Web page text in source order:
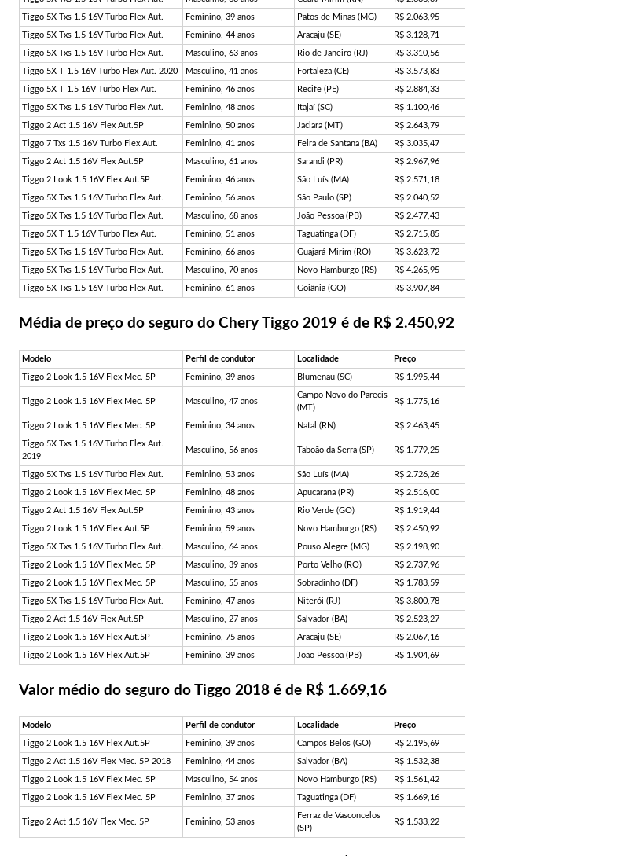
Tiggo 5X Txs 1.5 16V Turbo Flex Aut. Feminino, 39 anos Patos de Minas (MG) R$ 2.063,95
Tiggo 5X Txs 1.5 16V Turbo Flex Aut. Feminino, 44 anos Aracaju (SE) R$ 3.128,71
Tiggo 5X Txs 1.5 16V Turbo Flex Aut. Masculino, 63 anos Rio de Janeiro (RJ) R$ 3.310,56
Tiggo 5X T 1.5 16V Turbo Flex Aut. 2020 Masculino, 41 anos Fortaleza (CE) R$ 3.573,83
Tiggo 5X T 1.5 16V Turbo Flex Aut. Feminino, 46 anos Recife (PE) R$ 2.884,33
Tiggo 5X Txs 1.5 16V Turbo Flex Aut. Feminino, 48 anos Itajaí (SC) R$ 1.100,46
Tiggo 2 Act 1.5 16V Flex Aut.5P Feminino, 50 anos Jaciara (MT) R$ 2.643,79
Tiggo 7 Txs 1.5 16V Turbo Flex Aut. Feminino, 41 anos Feira de Santana (BA) R$ 3.035,47
Tiggo 2 Act 1.5 16V Flex Aut.5P Masculino, 61 anos Sarandi (PR) R$ 2.967,96
Tiggo 2 Look 1.5 16V Flex Aut.5P Feminino, 46 anos São Luís (MA) R$ 2.571,18
Tiggo 5X Txs 1.5 16V Turbo Flex Aut. Feminino, 56 anos São Paulo (SP) R$ 2.040,52
Tiggo 5X Txs 1.5 16V Turbo Flex Aut. Masculino, 68 anos João Pessoa (PB) R$ 2.477,43
Tiggo 5X T 1.5 16V Turbo Flex Aut. Feminino, 51 anos Taguatinga (DF) R$ 2.715,85
Tiggo 5X Txs 1.5 16V Turbo Flex Aut. Feminino, 66 anos Guajará-Mirim (RO) R$ 3.623,72
Tiggo 5X Txs 1.5 16V Turbo Flex Aut. Masculino, 70 anos Novo Hamburgo (RS) R$ 4.265,95
Tiggo 5X Txs 1.5 16V Turbo Flex Aut. Feminino, 61 anos Goiânia (GO) R$ 3.907,84
Média de preço do seguro do Chery Tiggo 2019 é de R$ 2.450,92
Modelo Perfil de condutor Localidade Preço
Tiggo 2 Look 1.5 16V Flex Mec. 5P Feminino, 39 anos Blumenau (SC) R$ 1.995,44
Tiggo 2 Look 1.5 16V Flex Mec. 5P Masculino, 47 anos
Campo Novo do Parecis
(MT)
R$ 1.775,16
Tiggo 2 Look 1.5 16V Flex Mec. 5P Feminino, 34 anos Natal (RN) R$ 2.463,45
Tiggo 5X Txs 1.5 16V Turbo Flex Aut.
2019
Masculino, 56 anos Taboão da Serra (SP) R$ 1.779,25
Tiggo 5X Txs 1.5 16V Turbo Flex Aut. Feminino, 53 anos São Luís (MA) R$ 2.726,26
Tiggo 2 Look 1.5 16V Flex Mec. 5P Feminino, 48 anos Apucarana (PR) R$ 2.516,00
Tiggo 2 Act 1.5 16V Flex Aut.5P Feminino, 43 anos Rio Verde (GO) R$ 1.919,44
Tiggo 2 Look 1.5 16V Flex Aut.5P Feminino, 59 anos Novo Hamburgo (RS) R$ 2.450,92
Tiggo 5X Txs 1.5 16V Turbo Flex Aut. Masculino, 64 anos Pouso Alegre (MG) R$ 2.198,90
Tiggo 2 Look 1.5 16V Flex Mec. 5P Masculino, 39 anos Porto Velho (RO) R$ 2.737,96
Tiggo 2 Look 1.5 16V Flex Mec. 5P Masculino, 55 anos Sobradinho (DF) R$ 1.783,59
Tiggo 5X Txs 1.5 16V Turbo Flex Aut. Feminino, 47 anos Niterói (RJ) R$ 3.800,78
Tiggo 2 Act 1.5 16V Flex Aut.5P Masculino, 27 anos Salvador (BA) R$ 2.523,27
Tiggo 2 Look 1.5 16V Flex Aut.5P Feminino, 75 anos Aracaju (SE) R$ 2.067,16
Tiggo 2 Look 1.5 16V Flex Aut.5P Feminino, 39 anos João Pessoa (PB) R$ 1.904,69
Valor médio do seguro do Tiggo 2018 é de R$ 1.669,16
Modelo Perfil de condutor Localidade Preço
Tiggo 2 Look 1.5 16V Flex Aut.5P Feminino, 39 anos Campos Belos (GO) R$ 2.195,69
Tiggo 2 Act 1.5 16V Flex Mec. 5P 2018 Feminino, 44 anos Salvador (BA) R$ 1.532,38
Tiggo 2 Look 1.5 16V Flex Mec. 5P Masculino, 54 anos Novo Hamburgo (RS) R$ 1.561,42
Tiggo 2 Look 1.5 16V Flex Mec. 5P Feminino, 37 anos Taguatinga (DF) R$ 1.669,16
Tiggo 2 Act 1.5 16V Flex Mec. 5P Feminino, 53 anos
Ferraz de Vasconcelos
(SP)
R$ 1.533,22